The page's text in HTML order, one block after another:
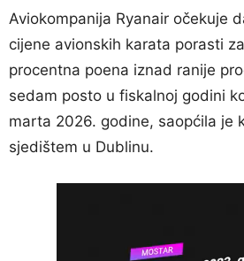
Aviokompanija Ryanair očekuje
cijene avionskih karata porasti
procentna poena iznad ranije
sedam posto u fiskalnoj godini
marta 2026. godine, saopćila je
sjedištem u Dublinu.